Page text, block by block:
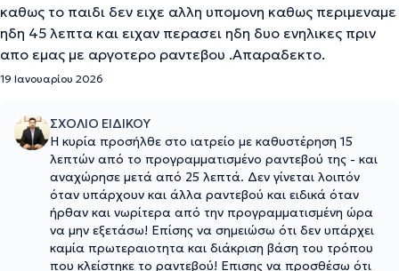
καθως το παιδι δεν ειχε αλλη υπομονη καθως περιμεναμε
ηδη 45 λεπτα και ειχαν περασει ηδη δυο ενηλικες πριν
απο εμας με αργοτερο ραντεβου .Απαραδεκτο.
19 Ιανουαρίου 2026
ΣΧΟΛΙΟ ΕΙΔΙΚΟΥ
Η κυρία προσήλθε στο ιατρείο με καθυστέρηση 15
λεπτών από το προγραμματισμένο ραντεβού της - και
αναχώρησε μετά από 25 λεπτά. Δεν γίνεται λοιπόν
όταν υπάρχουν και άλλα ραντεβού και ειδικά όταν
ήρθαν και νωρίτερα από την προγραμματισμένη ώρα
να μην εξετάσω! Επίσης να σημειώσω ότι δεν υπάρχει
καμία πρωτεραιοτητα και διάκριση βάση του τρόπου
που κλείστηκε το ραντεβού! Επισης να προσθέσω ότι